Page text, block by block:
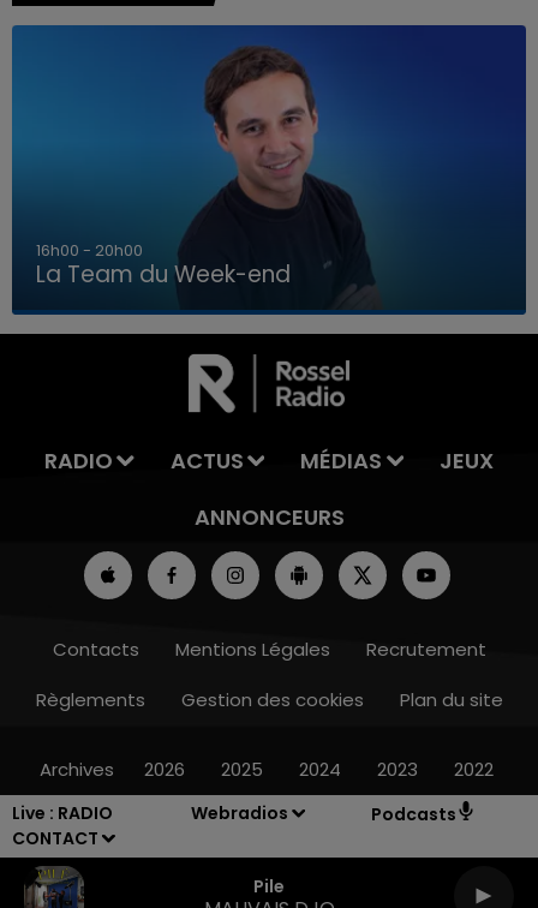
Live : RADIO
CONTACT
Webradios Podcasts
Pile
LA TEAM DU WEEK-END
7h00 - 12h00
La Team du Week-end
RADIO ACTUS MÉDIAS
JEUX
ANNONCEURS
Contacts Mentions Légales
Recrutement
Règlements
Gestion des cookies Plan du site
Archives 2026 2025 2024 2023 2022